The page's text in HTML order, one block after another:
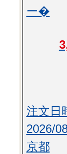
ー�
注文日
2026/
京都